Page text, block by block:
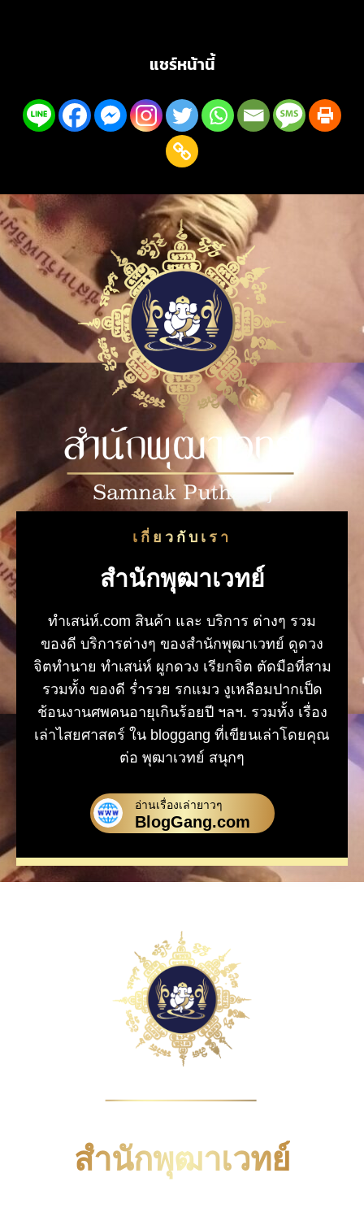
แชร์หน้านี้
เกี่ยวกับเรา
สำนักพุฒาเวทย์
ทําเสน่ห์.com สินค้า และ บริการ ต่างๆ รวม
ของดี บริการต่างๆ ของสำนักพุฒาเวทย์ ดูดวง
จิตทำนาย ทำเสน่ห์ ผูกดวง เรียกจิต ตัดมือที่สาม
รวมทั้ง ของดี ร่ำรวย รกแมว งูเหลือมปากเป็ด
ช้อนงานศพคนอายุเกินร้อยปี ฯลฯ. รวมทั้ง เรื่อง
เล่าไสยศาสตร์ ใน bloggang ที่เขียนเล่าโดยคุณ
ต่อ พุฒาเวทย์ สนุกๆ
อ่านเรื่องเล่ายาวๆ
BlogGang.com
สำนักพุฒาเวทย์